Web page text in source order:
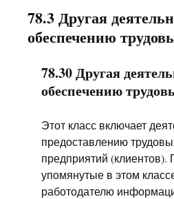
78.3 Другая
обеспечению
78.30 Другая
обеспечению
Этот класс включает
предоставлению
предприятий (клиентов).
упомянутые в этом
работодателю